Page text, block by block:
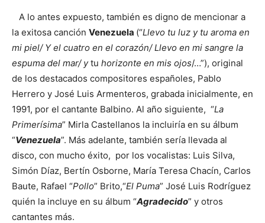
A lo antes expuesto, también es digno de mencionar a
la exitosa canción Venezuela (“Llevo tu luz y tu aroma en
mi piel/ Y el cuatro en el corazón/ Llevo en mi sangre la
espuma del mar/ ytu horizonte en mis ojos/…”), original
de los destacados compositores españoles, Pablo
Herrero y José Luis Armenteros, grabada inicialmente, en
1991, por el cantante Balbino. Al año siguiente, “La
Primerísima” Mirla Castellanos la incluiría en su álbum
“Venezuela”. Más adelante, también sería llevada al
disco, con mucho éxito, por los vocalistas: Luis Silva,
Simón Díaz, Bertín Osborne, María Teresa Chacín, Carlos
Baute, Rafael “Pollo” Brito,“El Puma” José Luis Rodríguez
quién la incluye en su álbum “Agradecido” y otros
cantantes más.